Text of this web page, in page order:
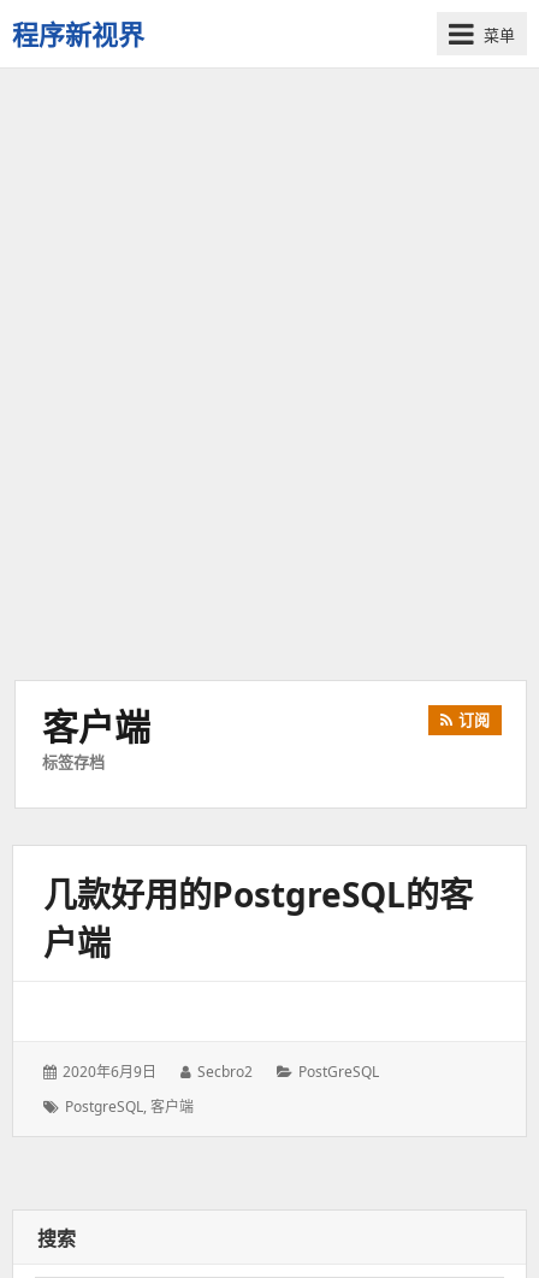
程序新视界
开
菜单
客户端
标签存档
订阅
几款好用的PostgreSQL的客
户端
发
于：
2020年6月9日
作
Secbro2
分
PostGreSQL
标
PostgreSQL,客户端
搜索